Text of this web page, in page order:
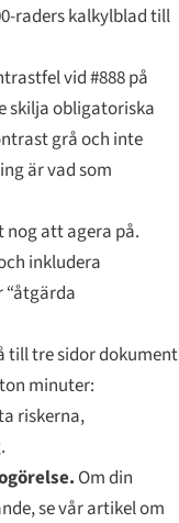
raders kalkylblad till
vid #888 på
skilja obligatoriska
grå och inte
är vad som
nog att agera på.
inkludera
“åtgärda
till tre sidor dokument
minuter:
riskerna,
Om din
se vår artikel om